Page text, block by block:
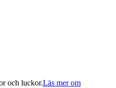
och luckor.Läs mer om